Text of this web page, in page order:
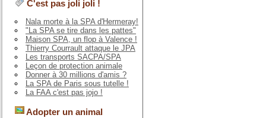
C'est pas joli joli !
Nala morte à la SPA d'Hermeray!
"La SPA se tire dans les pattes"
Maison SPA, un flop à Valence !
Thierry Courrault attaque le JPA
Les transports SACPA/SPA
Leçon de protection animale
Donner à 30 millions d'amis ?
La SPA de Paris sous tutelle !
La FAA c'est pas jojo !
Adopter un animal